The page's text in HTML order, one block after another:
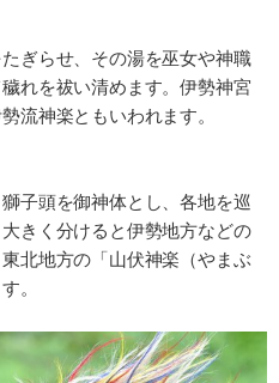
ぎらせ、その湯を巫女や神職
れを祓い清めます。伊勢神宮
流神楽ともいわれます。
子頭を御神体とし、各地を巡
きく分けると伊勢地方などの
北地方の「山伏神楽（やまぶ
。